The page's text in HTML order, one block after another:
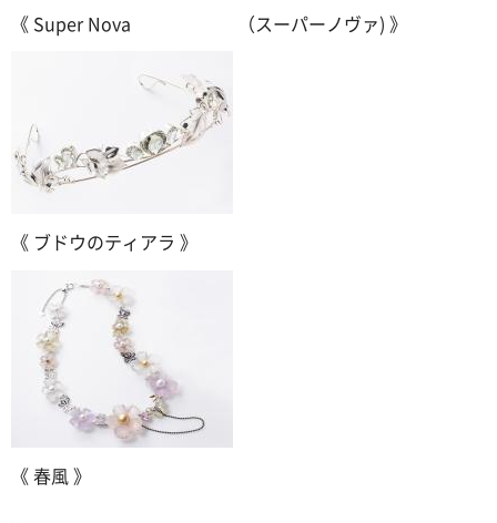
《 Super Nova （スーパーノヴァ) 》
《 ブドウのティアラ 》
《 春風 》